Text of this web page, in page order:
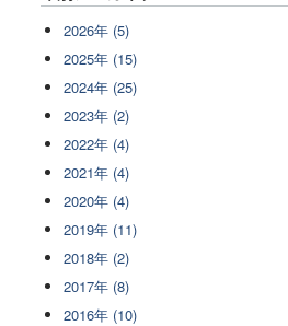
2026年 (5)
2025年 (15)
2024年 (25)
2023年 (2)
2022年 (4)
2021年 (4)
2020年 (4)
2019年 (11)
2018年 (2)
2017年 (8)
2016年 (10)